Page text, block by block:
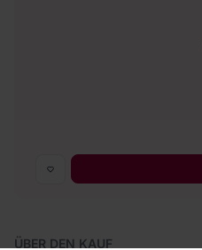
ÜBER DEN KAUF